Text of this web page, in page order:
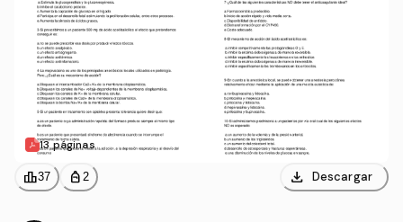
13 páginas
leaderboard37 personal_bag 2 download Descargar